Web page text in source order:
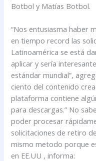
Botbol y Matías Botbol.
“Nos entusiasma haber
en tiempo record las
Latinoamérica se está
aplicar y sería
estándar mundial”,
ciento del contenido
plataforma contiene
para descargas.” No
poder procesar
solicitaciones de retiro
mismo metodo porque
en EE.UU , informa: